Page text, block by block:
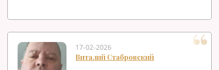
17-02-2026
Виталий Стабровский